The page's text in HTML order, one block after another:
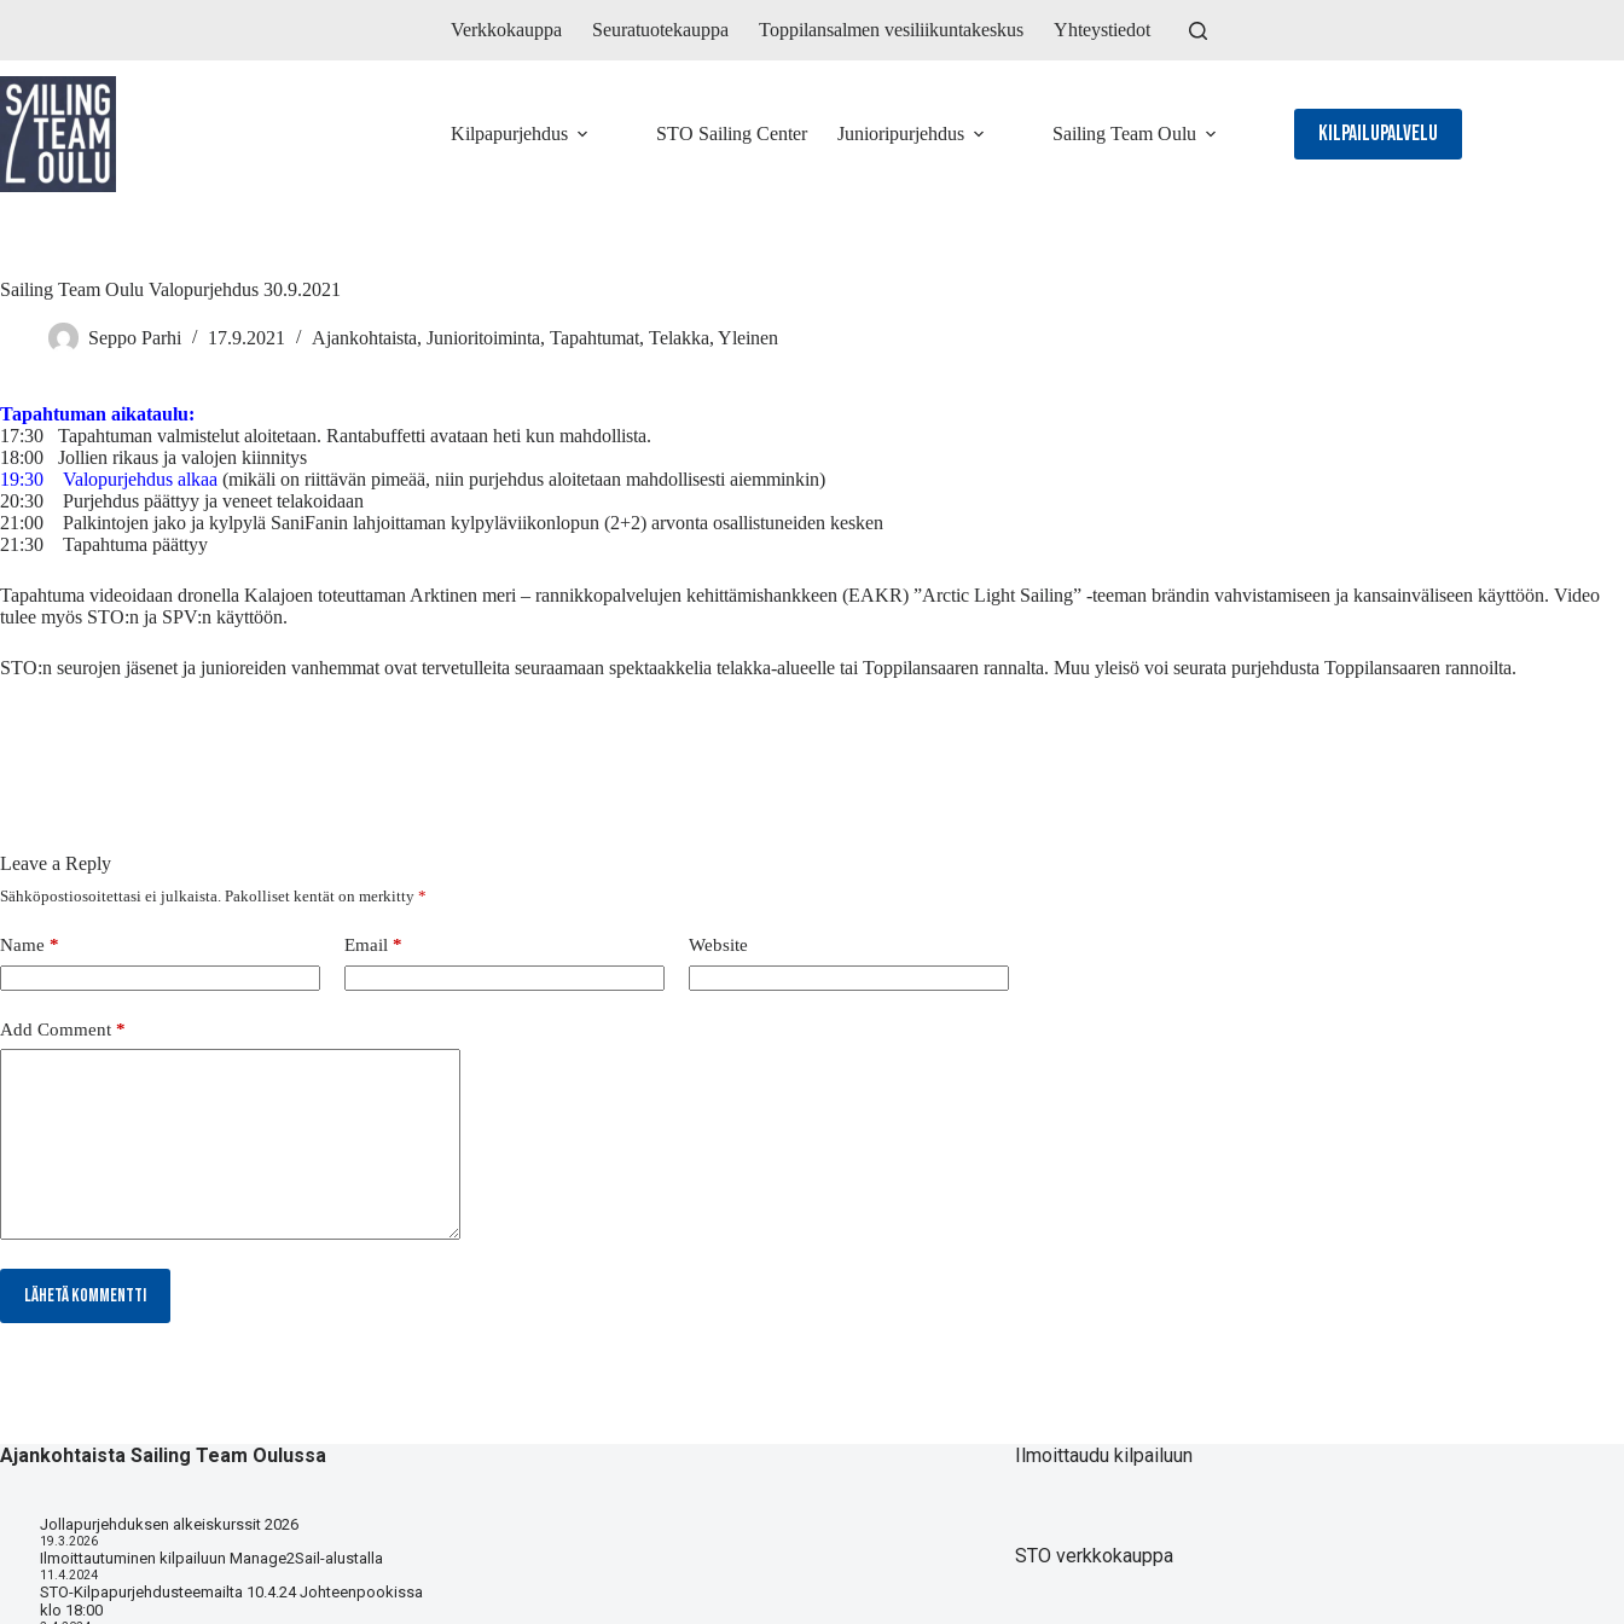
Verkkokauppa Seuratuotekauppa Toppilansalmen vesiliikuntakeskus Yhteystiedot
Kilpapurjehdus STO Sailing Center Junioripurjehdus Sailing Team Oulu Kilpailupalvelu
Sailing Team Oulu Valopurjehdus 30.9.2021
Seppo Parhi 17.9.2021 Ajankohtaista, Junioritoiminta, Tapahtumat, Telakka, Yleinen
Tapahtuman aikataulu:
17:30 Tapahtuman valmistelut aloitetaan. Rantabuffetti avataan heti kun mahdollista.
18:00 Jollien rikaus ja valojen kiinnitys
19:30 Valopurjehdus alkaa (mikäli on riittävän pimeää, niin purjehdus aloitetaan mahdollisesti aiemminkin)
20:30 Purjehdus päättyy ja veneet telakoidaan
21:00 Palkintojen jako ja kylpylä SaniFanin lahjoittaman kylpyläviikonlopun (2+2) arvonta osallistuneiden kesken
21:30 Tapahtuma päättyy
Tapahtuma videoidaan dronella Kalajoen toteuttaman Arktinen meri – rannikkopalvelujen kehittämishankkeen (EAKR) ”Arctic Light Sailing” -teeman brändin vahvistamiseen ja kansainväliseen käyttöön. Video
tulee myös STO:n ja SPV:n käyttöön.
STO:n seurojen jäsenet ja junioreiden vanhemmat ovat tervetulleita seuraamaan spektaakkelia telakka-alueelle tai Toppilansaaren rannalta. Muu yleisö voi seurata purjehdusta Toppilansaaren rannoilta.
Leave a Reply
Sähköpostiosoitettasi ei julkaista. Pakolliset kentät on merkitty *
Name * Email * Website
Add Comment *
Lähetä kommentti
Ajankohtaista Sailing Team Oulussa
Jollapurjehduksen alkeiskurssit 2026
19.3.2026
Ilmoittautuminen kilpailuun Manage2Sail-alustalla
11.4.2024
STO-Kilpapurjehdusteemailta 10.4.24 Johteenpookissa
klo 18:00
Ilmoittaudu kilpailuun
STO verkkokauppa